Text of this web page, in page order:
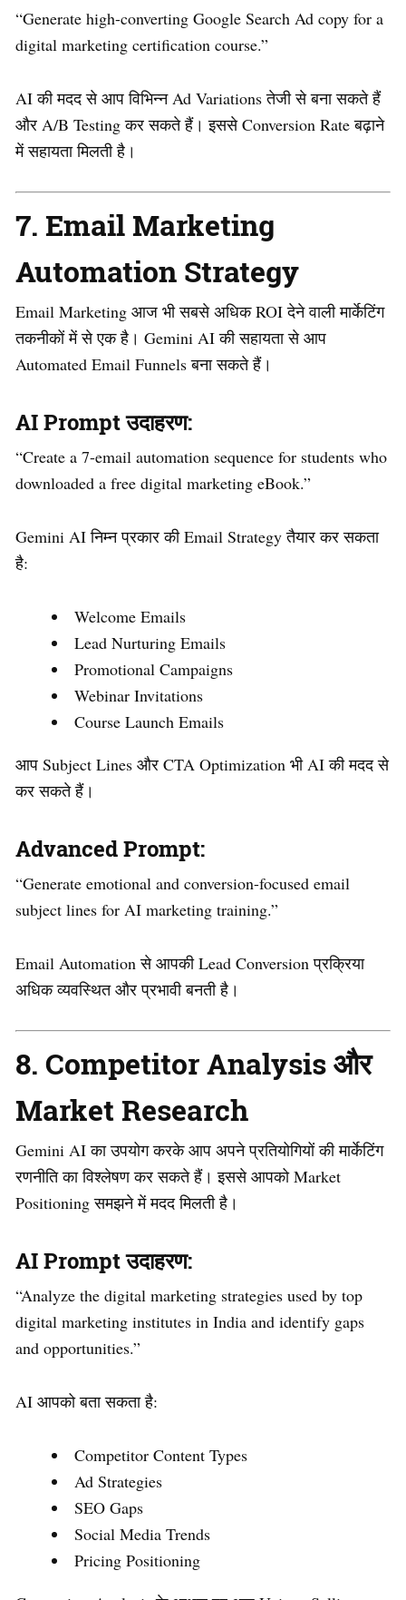
“Generate high-converting Google Search Ad copy for a
digital marketing certification course.”
AI की मदद से आप विभिन्न Ad Variations तेजी से बना सकते हैं
और A/B Testing कर सकते हैं। इससे Conversion Rate बढ़ाने
में सहायता मिलती है।
7. Email Marketing
Automation Strategy
Email Marketing आज भी सबसे अधिक ROI देने वाली मार्केटिंग
तकनीकों में से एक है। Gemini AI की सहायता से आप
Automated Email Funnels बना सकते हैं।
AI Prompt उदाहरण:
“Create a 7-email automation sequence for students who
downloaded a free digital marketing eBook.”
Gemini AI निम्न प्रकार की Email Strategy तैयार कर सकता
है:
Welcome Emails
Lead Nurturing Emails
Promotional Campaigns
Webinar Invitations
Course Launch Emails
आप Subject Lines और CTA Optimization भी AI की मदद से
कर सकते हैं।
Advanced Prompt:
“Generate emotional and conversion-focused email
subject lines for AI marketing training.”
Email Automation से आपकी Lead Conversion प्रक्रिया
अधिक व्यवस्थित और प्रभावी बनती है।
8. Competitor Analysis और
Market Research
Gemini AI का उपयोग करके आप अपने प्रतियोगियों की मार्केटिंग
रणनीति का विश्लेषण कर सकते हैं। इससे आपको Market
Positioning समझने में मदद मिलती है।
AI Prompt उदाहरण:
“Analyze the digital marketing strategies used by top
digital marketing institutes in India and identify gaps
and opportunities.”
AI आपको बता सकता है:
Competitor Content Types
Ad Strategies
SEO Gaps
Social Media Trends
Pricing Positioning